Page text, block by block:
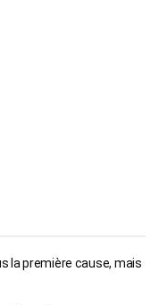
la première cause, mais